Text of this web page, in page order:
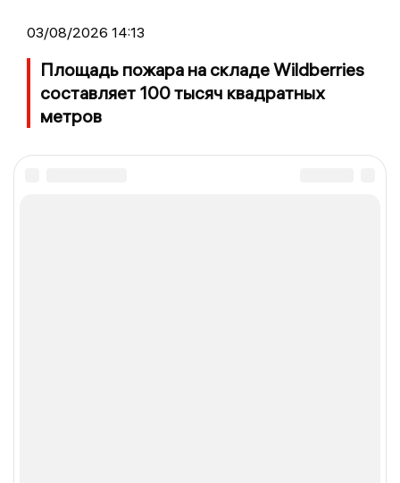
03/08/2026 14:13
Площадь пожара на складе Wildberries
составляет 100 тысяч квадратных
метров